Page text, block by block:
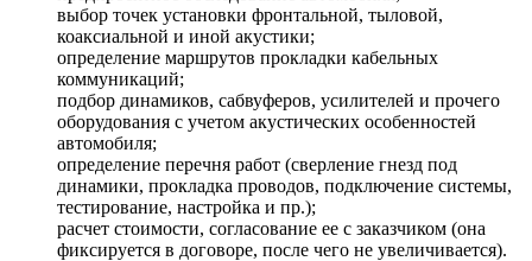
выбор точек установки фронтальной, тыловой,
коаксиальной и иной акустики;
определение маршрутов прокладки кабельных
коммуникаций;
подбор динамиков, сабвуферов, усилителей и прочего
оборудования с учетом акустических особенностей
автомобиля;
определение перечня работ (сверление гнезд под
динамики, прокладка проводов, подключение системы,
тестирование, настройка и пр.);
расчет стоимости, согласование ее с заказчиком (она
фиксируется в договоре, после чего не увеличивается).